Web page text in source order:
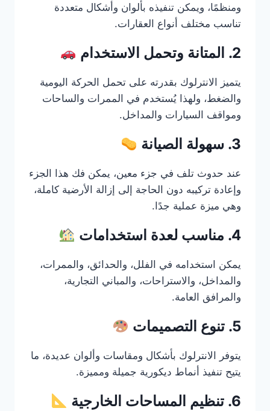
ومنظمًا، ويمكن تنفيذه بألوان وأشكال متعددة
تناسب مختلف أنواع العقارات.
2. المتانة وتحمل الاستخدام
يتميز الانترلوك بقدرته على تحمل الحركة اليومية
والضغط، ولهذا يُستخدم في الممرات والساحات
ومواقف السيارات والمداخل.
3. سهولة الصيانة
عند حدوث تلف في جزء معين، يمكن فك هذا الجزء
وإعادة تركيبه دون الحاجة إلى إزالة الأرضية كاملة،
وهي ميزة عملية جدًا.
4. مناسب لعدة استخدامات
يمكن استخدامه في الفلل، والحدائق، والممرات،
والمداخل، والاستراحات، والمباني التجارية،
والمرافق العامة.
5. تنوع التصميمات
يتوفر الانترلوك بأشكال ومقاسات وألوان عديدة، ما
يتيح تنفيذ أنماط ديكورية جميلة ومميزة.
6. تنظيم المساحات الخارجية